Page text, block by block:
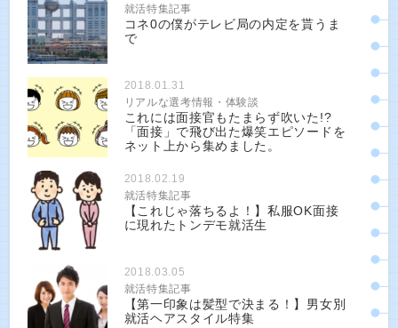
就活特集記事
コネ0の僕がテレビ局の内定を貰うま
で
2018.01.31
リアルな選考情報・体験談
これには面接官もたまらず吹いた!?
「面接」で飛び出た爆笑エピソードを
ネット上から集めました。
2018.02.19
就活特集記事
【これじゃ落ちるよ！】私服OK面接
に現れたトンデモ就活生
2018.03.05
就活特集記事
【第一印象は髪型で決まる！】男女別
就活ヘアスタイル特集